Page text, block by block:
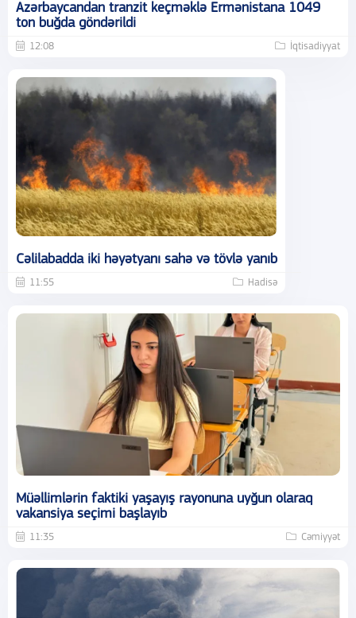
Azərbaycandan tranzit keçməklə Ermənistana 1049
ton buğda göndərildi
12:08 İqtisadiyyat
Cəlilabadda iki həyətyanı sahə və tövlə yanıb
11:55 Hadisə
Müəllimlərin faktiki yaşayış rayonuna uyğun olaraq
vakansiya seçimi başlayıb
11:35 Cəmiyyət